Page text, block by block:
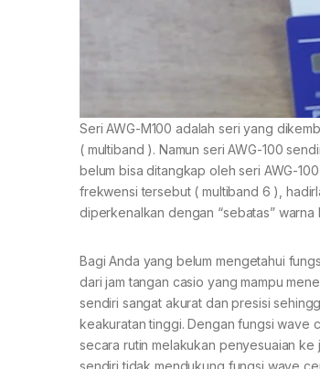
Seri AWG-M100 adalah seri yang
( multiband ). Namun seri AWG-100
belum bisa ditangkap oleh seri AWG-
frekwensi tersebut ( multiband 6 ),
diperkenalkan dengan “sebatas”
Bagi Anda yang belum mengetahui
dari jam tangan casio yang mampu
sendiri sangat akurat dan presisi
keakuratan tinggi. Dengan fungsi wave
secara rutin melakukan penyesuaian ke
sendiri tidak mendukung fungsi wave